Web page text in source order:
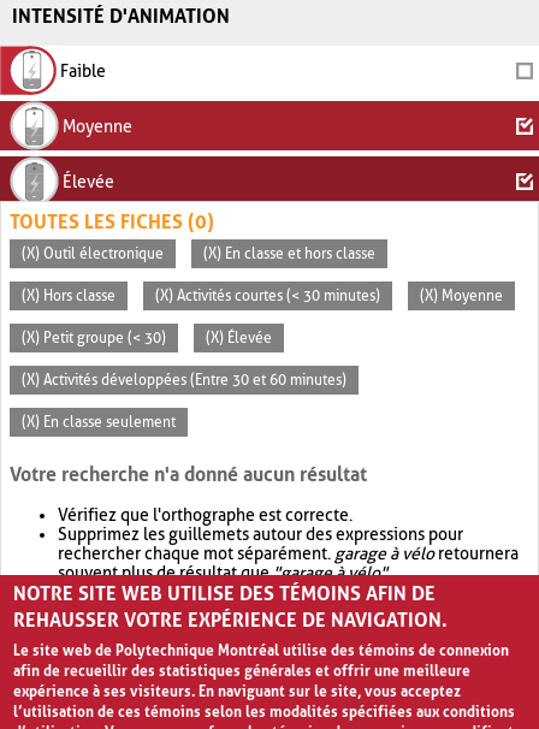
INTENSITÉ D'ANIMATION
Faible
Moyenne
Élevée
TOUTES LES FICHES (0)
(X) Outil électronique (X) En classe et hors classe
(X) Hors classe (X) Activités courtes (< 30 minutes) (X) Moyenne
(X) Petit groupe (< 30) (X) Élevée
(X) Activités développées (Entre 30 et 60 minutes)
(X) En classe seulement
Votre recherche n'a donné aucun résultat
Vérifiez que l'orthographe est correcte.
Supprimez les guillemets autour des expressions pour
rechercher chaque mot séparément. garage à véloretournera
souvent plus de résultat que"garage à vélo".
Envisagez d'élargir votre recherche avec OR.garage OR vélo
retournera souvent plus de résultat quegarage à vélo
NOTRE SITE WEB UTILISE DES TÉMOINS AFIN DE
REHAUSSER VOTRE EXPÉRIENCE DE NAVIGATION.
Le site web de Polytechnique Montréal utilise des témoins de connexion
afin de recueillir des statistiques générales et offrir une meilleure
expérience à ses visiteurs. En naviguant sur le site, vous acceptez
l’utilisation de ces témoins selon les modalités spécifiées aux conditions